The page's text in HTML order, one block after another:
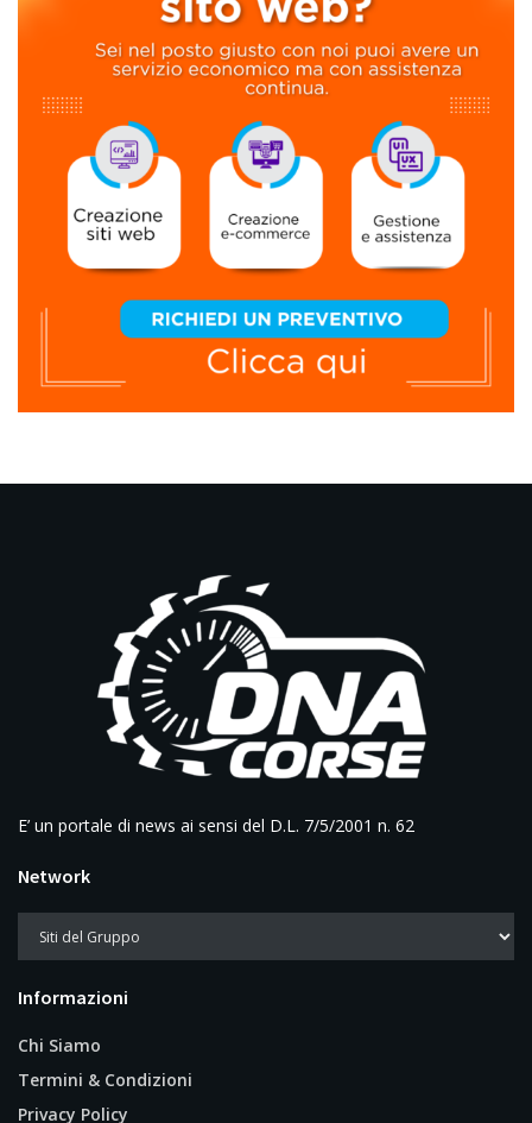
E’ un portale di news ai sensi del D.L. 7/5/2001 n. 62
Network
Informazioni
Chi Siamo
Termini & Condizioni
Privacy Policy